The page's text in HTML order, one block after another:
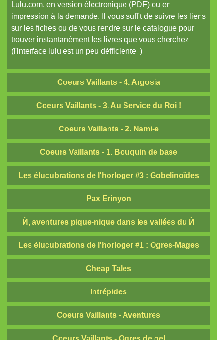
La Mort bleue
De Chorographia
Raj Victoria
Britannia Obscura
Pits and Perils
Diceless Dungeons
Le métal froid des anneaux de Cerbère
Mordiou !
Les Contes du Dragon
nanoChrome²
Dragon de poche²
nanoChrome
Dragon de poche
Lulu.com, en version électronique (PDF) ou en
impression à la demande. Il vous suffit de suivre les liens
sur les fiches ou de vous rendre sur le catalogue pour
trouver instantanément les livres que vous cherchez
(l'interface lulu est un peu défficiente !)
Coeurs Vaillants - 4. Argosia
Coeurs Vaillants - 3. Au Service du Roi !
Coeurs Vaillants - 2. Nami-e
Coeurs Vaillants - 1. Bouquin de base
Les élucubrations de l'horloger #3 : Gobelinoïdes
Pax Erinyon
Ѝ, aventures pique-nique dans les vallées du Ѝ
Les élucubrations de l'horloger #1 : Ogres-Mages
Cheap Tales
Intrépides
Coeurs Vaillants - Aventures
Coeurs Vaillants - Ogres de gel